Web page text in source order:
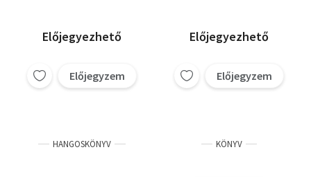
Előjegyezhető
Előjegyzem
Előjegyezhető
Előjegyzem
HANGOSKÖNYV KÖNYV